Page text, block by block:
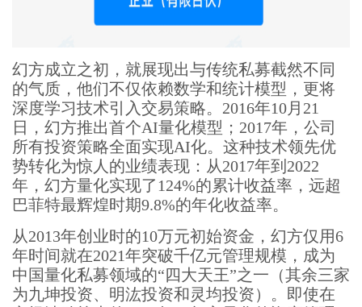
幻方成立之初，就展现出与传统私募截然不同
的气质，他们不仅依赖数学和统计模型，更将
深度学习技术引入交易策略。2016年10月21
日，幻方推出首个AI量化模型；2017年，公司
所有投资策略全面实现AI化。这种技术领先优
势转化为惊人的业绩表现：从2017年到2022
年，幻方量化实现了124%的累计收益率，远超
巴菲特最辉煌时期9.8%的年化收益率。
从2013年创业时的10万元初始资金，幻方仅用6
年时间就在2021年突破千亿元管理规模，成为
中国量化私募领域的“四大天王”之一（其余三家
为九坤投资、明汯投资和灵均投资）。即使在